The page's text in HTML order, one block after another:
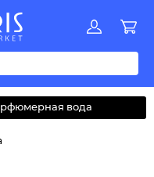
YZАБВДЗИМОКЛНПРСТУФ
вода